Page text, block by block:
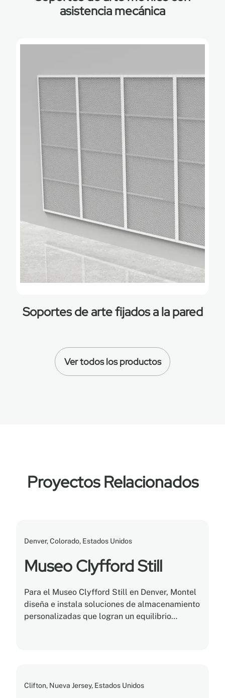
asistencia mecánica
Soportes de arte fijados a la pared
Ver todos los productos
Proyectos Relacionados
Denver, Colorado, Estados Unidos
Museo Clyfford Still
Para el Museo Clyfford Still en Denver, Montel
diseña e instala soluciones de almacenamiento
personalizadas que logran un equilibrio
Clifton, Nueva Jersey, Estados Unidos